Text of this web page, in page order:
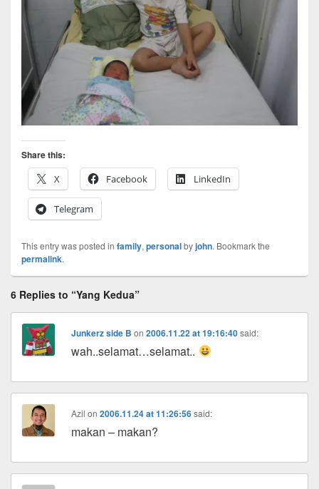
Share this:
X
Facebook LinkedIn
Telegram
This entry was posted in family, personalbyjohn. Bookmark the
permalink.
6 Replies to “Yang Kedua”
Junkerz side B on2006.11.22 at 19:16:40 said:
wah..selamat…selamat..
Azil on2006.11.24 at 11:26:56 said:
makan – makan?